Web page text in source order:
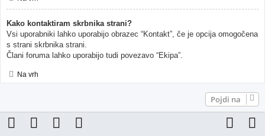
Kako kontaktiram skrbnika strani?
Vsi uporabniki lahko uporabijo obrazec “Kontakt”, če je opcija omogočena
s strani skrbnika strani.
Člani foruma lahko uporabijo tudi povezavo “Ekipa”.
Na vrh
Pojdi na